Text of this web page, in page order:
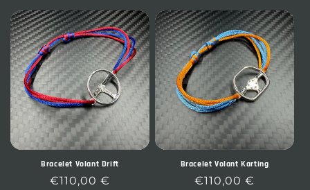
Bracelet Volant Drift
Prix
€110,00 €
Bracelet Volant Karting
Prix
€110,00 €